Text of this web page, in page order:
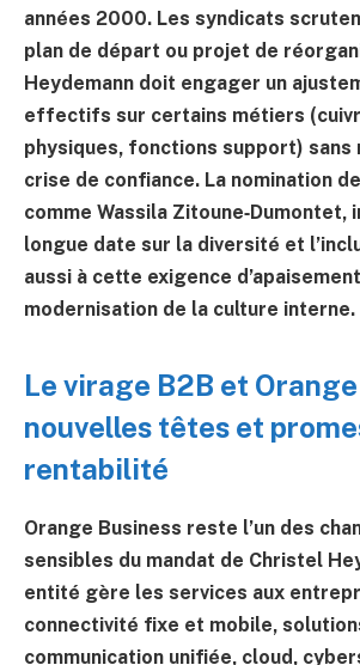
années 2000. Les syndicats
plan de départ ou projet de
Heydemann doit engager un
effectifs sur certains métiers
physiques, fonctions support) sans
crise de confiance. La nomination
comme Wassila Zitoune‑Dumontet,
longue date sur la diversité et
aussi à cette exigence
modernisation de la culture interne.
Le virage B2B et
nouvelles têtes et
rentabilité
Orange Business reste l’un des
sensibles du mandat de Christel
entité gère les services aux
connectivité fixe et mobile,
communication unifiée, cloud,